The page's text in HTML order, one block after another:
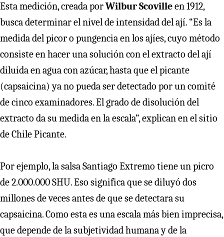
Esta medición, creada porWilbur Scovilleen 1912,
busca determinar el nivel de intensidad del ají. “Es la
medida del picor o pungencia en los ajíes, cuyo método
consiste en hacer una solución con el extracto del ají
diluida en agua con azúcar, hasta que el picante
(capsaicina) ya no pueda ser detectado por un comité
de cinco examinadores. El grado de disolución del
extracto da su medida en la escala”, explican en el sitio
de Chile Picante.
Por ejemplo, la salsa Santiago Extremo tiene un picro
de 2.000.000 SHU. Eso significa que se diluyó dos
millones de veces antes de que se detectara su
capsaicina. Como esta es una escala más bien imprecisa,
que depende de la subjetividad humana y de la